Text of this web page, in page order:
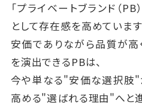
「プライベートブランド（
として存在感を高めています
安価でありながら品質が高
を演出できるPBは、
今や単なる"安価な選択肢"
高める"選ばれる理由"へと